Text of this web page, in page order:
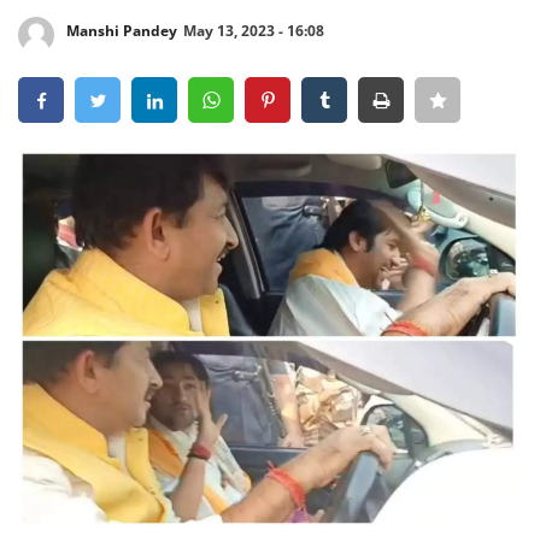
Crime
Entertainment
Sports
Lifestyle
Career
Social – Viral
Manshi Pandey May 13, 2023 - 16:08